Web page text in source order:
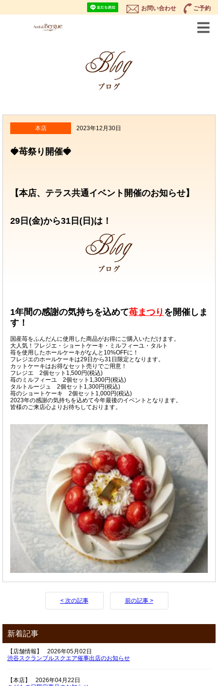
お問い合わせ ご予約
本店 2023年12月30日
🍓苺祭り開催🍓
【本店、テラス共通イベント開催のお知らせ】
29日(金)から31日(日)は！
1年間の感謝の気持ちを込めて苺まつり を開催しま
す！
国産苺をふんだんに使用した商品がお得にご購入いただけます。
大人気！フレジエ・ショートケーキ・ミルフィーユ・タルト
苺を使用したホールケーキがなんと10%OFFに！
フレジエのホールケーキは29日から31日限定となります。
カットケーキはお得なセット売りでご用意！
フレジエ 2個セット1,500円(税込)
苺のミルフィーユ 2個セット1,300円(税込)
タルトルージュ 2個セット1,300円(税込)
苺のショートケーキ 2個セット1,000円(税込)
2023年の感謝の気持ちを込めて今年最後のイベントとなります。
皆様のご来店心よりお待ちしております。
< 次の記事 前の記事 >
新着記事
【店舗情報】
2026年05月02日
渋谷スクランブルスクエア催事出店のお知らせ
【本店】
2026年04月22日